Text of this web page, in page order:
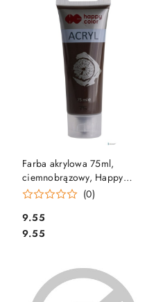
Farba akrylowa 75ml,
ciemnobrązowy, Happy
Color HA 7370 0075-75
(0)
Cena:
9.55
Cena:
9.55
DO KOSZYKA